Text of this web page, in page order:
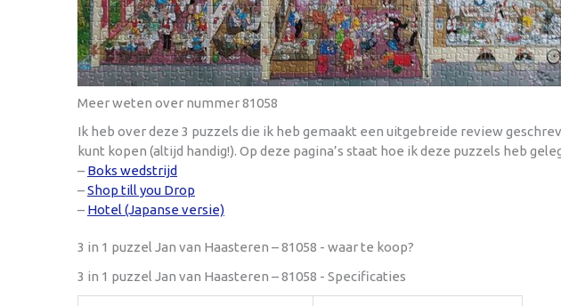
Meer weten over nummer 81058
Ik heb over deze 3 puzzels die ik heb gemaakt een uitgebreide review
kunt kopen (altijd handig!). Op deze pagina’s staat hoe ik deze puzzels heb
– Boks wedstrijd
–Shop till you Drop
– Hotel (Japanse versie)
3 in 1 puzzel Jan van Haasteren – 81058 - waar te koop?
3 in 1 puzzel Jan van Haasteren – 81058 - Specificaties